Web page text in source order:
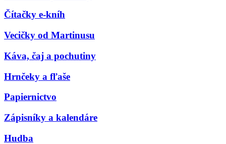
Čítačky e-kníh
Vecičky od Martinusu
Káva, čaj a pochutiny
Hrnčeky a fľaše
Papiernictvo
Zápisníky a kalendáre
Hudba